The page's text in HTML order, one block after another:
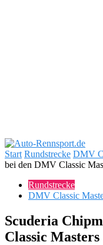
Start Rundstrecke DMV
bei den DMV Classic
Rundstrecke
DMV Classic
Scuderia
Classic Masters